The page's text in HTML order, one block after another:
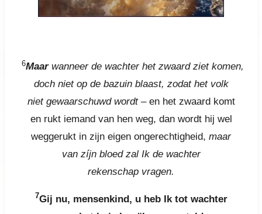
6Maarwanneer de wachter het zwaard ziet komen,
doch niet op de bazuin blaast, zodat het volk
niet gewaarschuwd wordt –en het zwaard komt
en rukt iemand van hen weg, dan wordt hij wel
weggerukt in zijn eigen ongerechtigheid, maar
van zíjn bloed zal Ik de wachter
rekenschap vragen.
7Gij nu, mensenkind, u heb Ik tot wachter